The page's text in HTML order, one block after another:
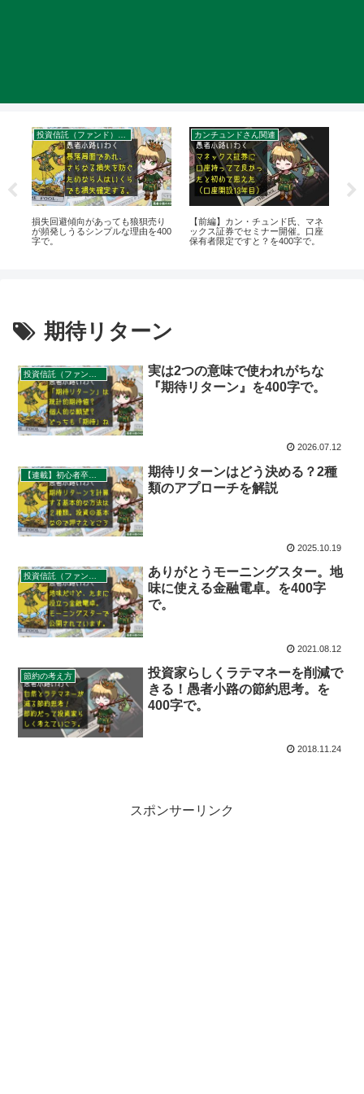
損失回避傾向があっても狼狽売り
が頻発しうるシンプルな理由を400
字で。
カンチュンドさん関連
【前編】カン・チュンド氏、マネ
ックス証券でセミナー開催。口座
保有者限定ですと？を400字で。
期待リターン
投資信託（ファンド）のリターン
実は2つの意味で使われがちな
『期待リターン』を400字で。
2026.07.12
【連載】初心者卒業計画
期待リターンはどう決める？2種
類のアプローチを解説
2025.10.19
ありがとうモーニングスター。地
味に使える金融電卓。を400字
で。
2021.08.12
節約の考え方
投資家らしくラテマネーを削減で
きる！愚者小路の節約思考。を
400字で。
2018.11.24
スポンサーリンク